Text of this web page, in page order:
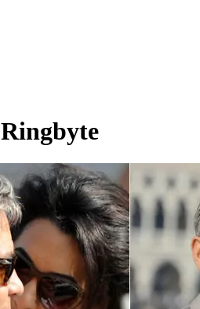
Ringbyte